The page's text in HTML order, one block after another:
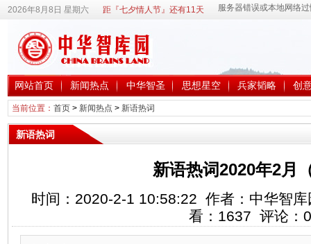
2026年8月8日 星期六 距『七夕情人节』还有11天
网站首页 新闻热点 中华智圣 思想星空 兵家韬略 创
当前位置： 首页> 新闻热点 > 新语热词
新语热词
新语热词2020年2月
时间：2020-2-1 10:58:22 作者：中华智
看： 1637 评论： 0